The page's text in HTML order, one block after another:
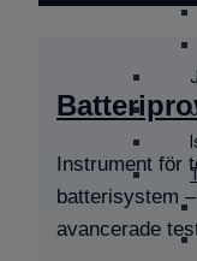
Instrument för
batterisystem
avancerade